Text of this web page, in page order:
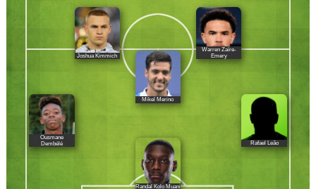
Joshua Kimmich
Warren Zaïre-
Emery
Mikel Merino
Rafael Leão
Ousmane
Dembélé
Randal Kolo Muani